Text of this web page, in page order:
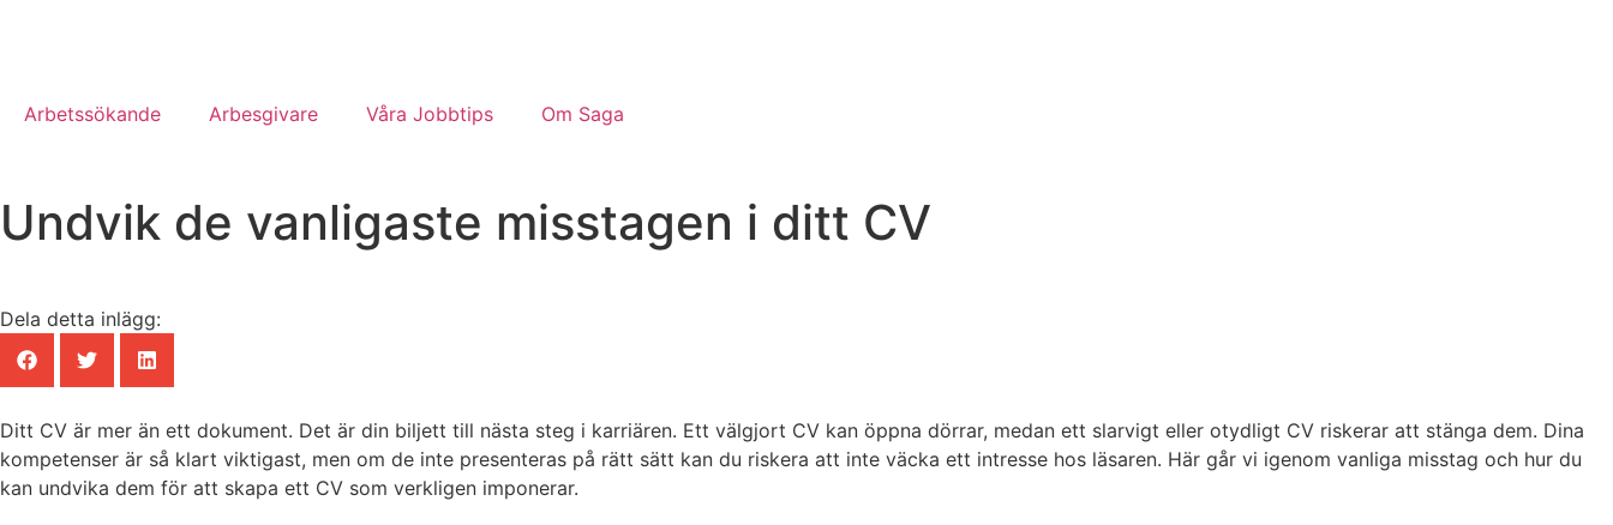
Arbetssökande Arbesgivare Våra Jobbtips Om Saga
Undvik de vanligaste misstagen i ditt CV
Dela detta inlägg:
Ditt CV är mer än ett dokument. Det är din biljett till nästa steg i karriären. Ett välgjort CV kan öppna dörrar, medan ett slarvigt eller otydligt CV riskerar att stänga dem. Dina
kompetenser är så klart viktigast, men om de inte presenteras på rätt sätt kan du riskera att inte väcka ett intresse hos läsaren. Här går vi igenom vanliga misstag och hur du
kan undvika dem för att skapa ett CV som verkligen imponerar.